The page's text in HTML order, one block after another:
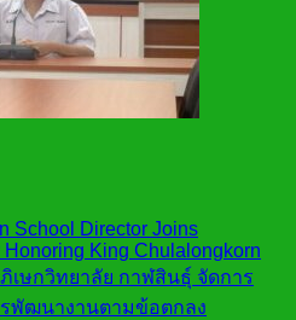
School Director Joins
King Chulalongkorn
เษกวิทยาลัย กาฬสินธุ์ จัดการ
รพัฒนางานตามข้อตกลง